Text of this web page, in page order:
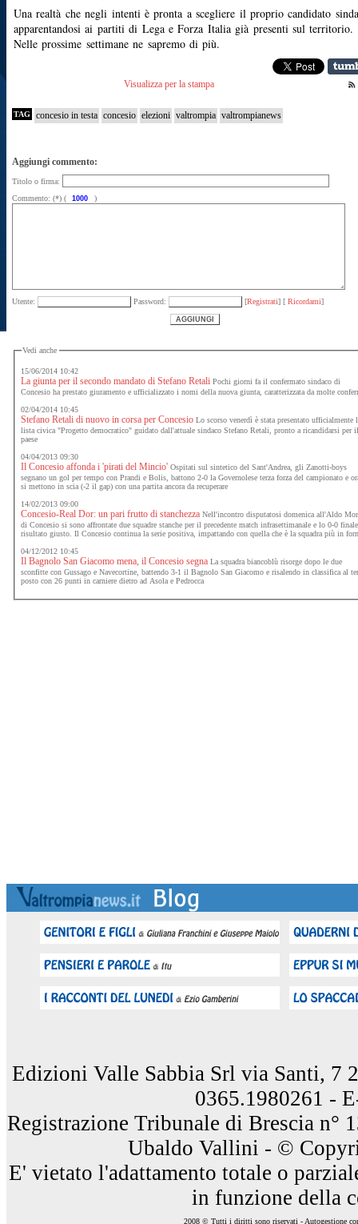
Una realtà che negli intenti è pronta a scegliere il proprio candidato
apparentandosi ai partiti di Lega e Forza Italia già presenti sul territorio.
Nelle prossime settimane ne sapremo di più.
Visualizza per la stampa
TAG concesio in testa concesio elezioni valtrompia valtrompianews
Aggiungi commento:
Titolo o firma:
Commento: (*) (
)
Utente: Password: [Registrati] [ Ricordami]
Vedi anche
15/06/2014 10:42
La giunta per il secondo mandato di Stefano Retali Pochi giorni fa il confermato sindaco di
Concesio ha prestato giuramento e ufficializzato i nomi della nuova giunta, caratterizzata da molte
02/04/2014 10:45
Stefano Retali di nuovo in corsa per Concesio Lo scorso venerdì è stata presentato ufficialmente
lista civica "Progetto democratico" guidato dall'attuale sindaco Stefano Retali, pronto a ricandidarsi per
paese
04/04/2013 09:30
Il Concesio affonda i 'pirati del Mincio' Ospitati sul sintetico del Sant'Andrea, gli Zanotti-boys
segnano un gol per tempo con Prandi e Bolis, battono 2-0 la Governolese terza forza del campionato e
si mettono in scia (-2 il gap) con una partita ancora da recuperare
14/02/2013 09:00
Concesio-Real Dor: un pari frutto di stanchezza Nell'incontro disputatosi domenica all'Aldo
di Concesio si sono affrontate due squadre stanche per il precedente match infrasettimanale e lo 0-0
risultato giusto. Il Concesio continua la serie positiva, impattando con quella che è la squadra più in
04/12/2012 10:45
Il Bagnolo San Giacomo mena, il Concesio segna La squadra biancoblù risorge dopo le due
sconfitte con Gussago e Navecortine, battendo 3-1 il Bagnolo San Giacomo e risalendo in classifica al
posto con 26 punti in carniere dietro ad Asola e Pedrocca
Edizioni Valle Sabbia Srl via Santi, 7
0365.1980261 -
Registrazione Tribunale di Brescia n°
Ubaldo Vallini - ©
E' vietato l'adattamento totale o
in funzione della
2008 © Tutti i diritti sono riservati - Autogestione